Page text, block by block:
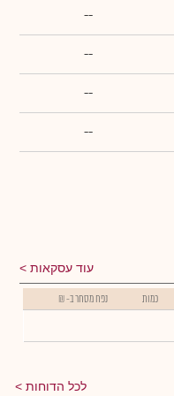
--
--
--
--
עוד עסקאות
כמות נפח מסחר ב- ₪
לכל הדוחות